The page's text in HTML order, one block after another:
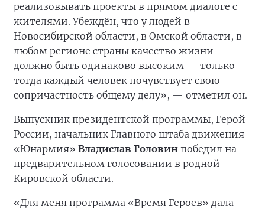
реализовывать проекты в прямом диалоге с
жителями. Убеждён, что у людей в
Новосибирской области, в Омской области, в
любом регионе страны качество жизни
должно быть одинаково высоким — только
тогда каждый человек почувствует свою
сопричастность общему делу», — отметил он.
Выпускник президентской программы, Герой
России, начальник Главного штаба движения
«Юнармия» Владислав Головин победил на
предварительном голосовании в родной
Кировской области.
«Для меня программа «Время Героев» дала